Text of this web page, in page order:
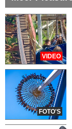
VIDEO
FOTO'S